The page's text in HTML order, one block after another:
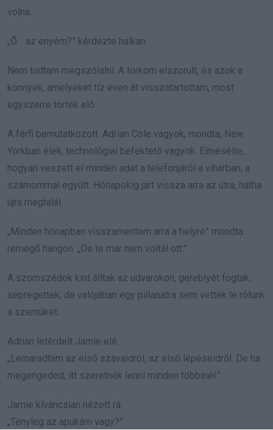
volna.
„Ő… az enyém?” kérdezte halkan.
Nem tudtam megszólalni. A torkom elszorult, és azok a
könnyek, amelyeket tíz éven át visszatartottam, most
egyszerre törtek elő.
A férfi bemutatkozott. Adrian Cole vagyok, mondta, New
Yorkban élek, technológiai befektető vagyok. Elmesélte,
hogyan veszett el minden adat a telefonjáról a viharban, a
számommal együtt. Hónapokig járt vissza arra az útra, hátha
újra megtalál.
„Minden hónapban visszamentem arra a helyre” mondta
remegő hangon. „De te már nem voltál ott.”
A szomszédok kint álltak az udvarokon, gereblyét fogtak,
sepregettek, de valójában egy pillanatra sem vették le rólunk
a szemüket.
Adrian letérdelt Jamie elé.
„Lemaradtam az első szavaidról, az első lépéseidről. De ha
megengeded, itt szeretnék lenni minden többinél.”
Jamie kíváncsian nézett rá.
„Tényleg az apukám vagy?”